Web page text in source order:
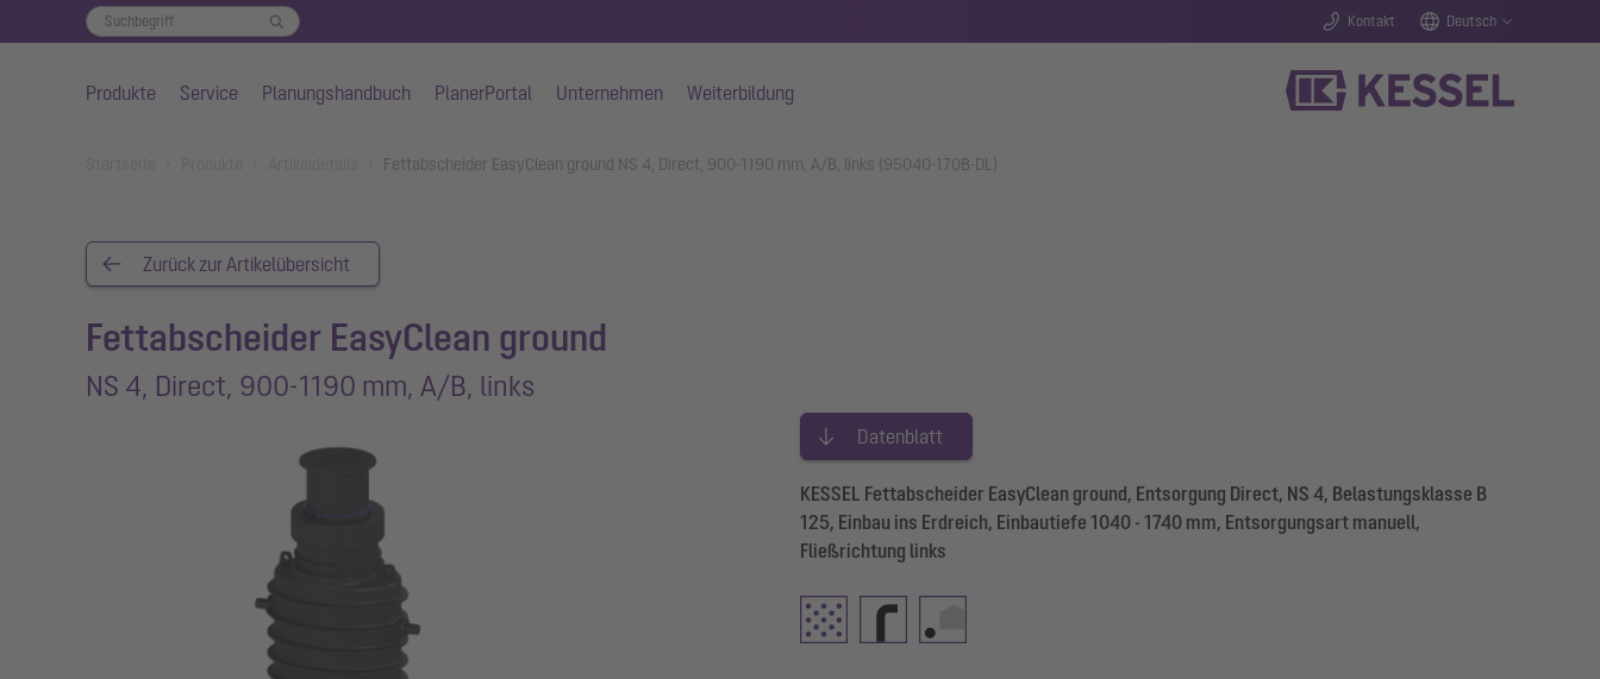
Kontakt Deutsch
Produkte Service Planungshandbuch PlanerPortal Unternehmen Weiterbildung
Fettabscheider EasyClean ground NS 4, Direct, 900-1190 mm, A/B, links (95040-170B-DL)
Zurück zur Artikelübersicht
Fettabscheider EasyClean ground
NS 4, Direct, 900-1190 mm, A/B, links
Datenblatt
KESSEL Fettabscheider EasyClean ground, Entsorgung Direct, NS 4, Belastungsklasse B
125, Einbau ins Erdreich, Einbautiefe 1040 - 1740 mm, Entsorgungsart manuell,
Fließrichtung links